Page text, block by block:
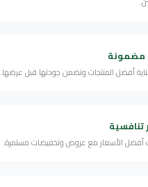
مضمونة
أفضل المنتجات ونضمن جودتها قبل عرضها.
تنافسية
أفضل الأسعار مع عروض وتخفيضات مستمرة.